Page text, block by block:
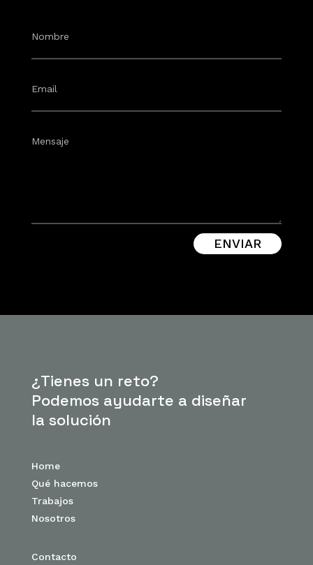
ENVIAR
¿Tienes un reto?
Podemos ayudarte a diseñar
la solución
Home
Qué hacemos
Trabajos
Nosotros
Contacto